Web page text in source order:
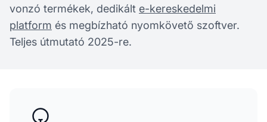
vonzó termékek, dedikált e-kereskedelmi
platform és megbízható nyomkövető szoftver.
Teljes útmutató 2025-re.